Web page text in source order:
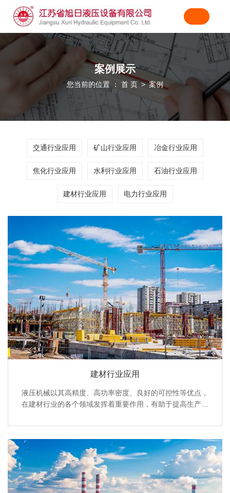
案例展示
您当前的位置 ： 首 页 >案例
交通行业应用 矿山行业应用 冶金行业应用
焦化行业应用 水利行业应用 石油行业应用
建材行业应用 电力行业应用
建材行业应用
液压机械以其高精度、高功率密度、良好的可控性等优点，
在建材行业的各个领域发挥着重要作用，有助于提高生产效